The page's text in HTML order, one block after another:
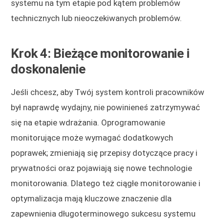
systemu na tym etapie pod kątem problemów
technicznych lub nieoczekiwanych problemów.
Krok 4: Bieżące monitorowanie i
doskonalenie
Jeśli chcesz, aby Twój system kontroli pracowników
był naprawdę wydajny, nie powinieneś zatrzymywać
się na etapie wdrażania. Oprogramowanie
monitorujące może wymagać dodatkowych
poprawek; zmieniają się przepisy dotyczące pracy i
prywatności oraz pojawiają się nowe technologie
monitorowania. Dlatego też ciągłe monitorowanie i
optymalizacja mają kluczowe znaczenie dla
zapewnienia długoterminowego sukcesu systemu